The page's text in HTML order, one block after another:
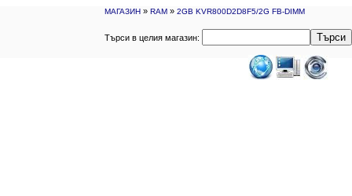
МАГАЗИН » RAM » 2GB KVR800D2D8F5/2G FB-DIMM
Търси в целия магазин: Търси